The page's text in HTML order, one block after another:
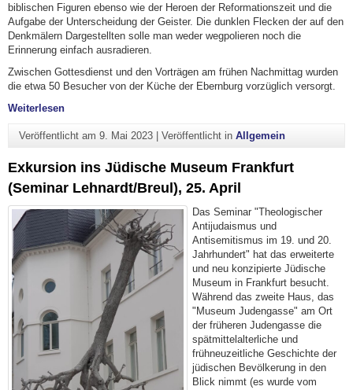
biblischen Figuren ebenso wie der Heroen der Reformationszeit und die
Aufgabe der Unterscheidung der Geister. Die dunklen Flecken der auf den
Denkmälern Dargestellten solle man weder wegpolieren noch die
Erinnerung einfach ausradieren.
Zwischen Gottesdienst und den Vorträgen am frühen Nachmittag wurden
die etwa 50 Besucher von der Küche der Ebernburg vorzüglich versorgt.
Weiterlesen"7. Mai 2023: Gottesdienst und Vorträge zum 500.
Veröffentlicht am 9. Mai 2023| Veröffentlicht in Allgemein
Exkursion ins Jüdische Museum Frankfurt
(Seminar Lehnardt/Breul), 25. April
Das Seminar "Theologischer
Antijudaismus und
Antisemitismus im 19. und 20.
Jahrhundert" hat das erweiterte
und neu konzipierte Jüdische
Museum in Frankfurt besucht.
Während das zweite Haus, das
"Museum Judengasse" am Ort
der früheren Judengasse die
spätmittelalterliche und
frühneuzeitliche Geschichte der
jüdischen Bevölkerung in den
Blick nimmt (es wurde vom